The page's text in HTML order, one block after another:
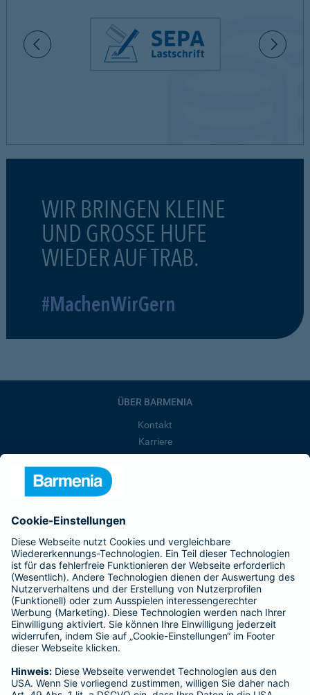
WIR BRINGEN KLEINE
UND GROSSE HUFE
WIEDER AUF TRAB.
#MachenWirGern
ÜBER BARMENIA
Kontakt
Karriere
Barmenia ist Teil der BarmeniaGothaer
BELIEBTE SEITEN
Kranken-Zusatzversicherung
Tierversicherungen
Haftpflichtversicherung
Hausratversicherung
Adresse ändern